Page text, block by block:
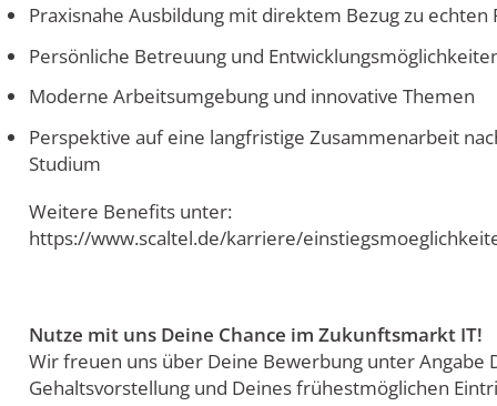
Praxisnahe Ausbildung mit direktem Bezug zu
Persönliche Betreuung und
Moderne Arbeitsumgebung und innovative Themen
Perspektive auf eine langfristige Zusammenarbeit
Studium
Weitere Benefits unter:
https://www.scaltel.de/karriere/
Nutze mit uns Deine Chance im Zukunftsmarkt IT!
Wir freuen uns über Deine Bewerbung unter Angabe
Gehaltsvorstellung und Deines frühestmöglichen